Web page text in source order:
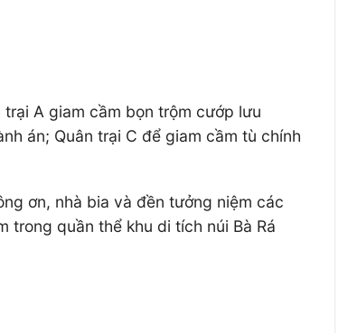
A giam cầm bọn trộm cướp lưu
án; Quân trại C để giam cầm tù chính
ơn, nhà bia và đền tưởng niệm các
trong quần thể khu di tích núi Bà Rá